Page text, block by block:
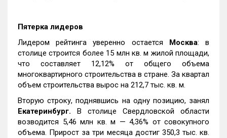
Пятерка лидеров
Лидером рейтинга уверенно остается Москва: в
столице строится более 15 млн кв. м жилой площади,
что составляет 12,12% от общего объема
многоквартирного строительства в стране. За квартал
объем строительства вырос на 212,7 тыс. кв. м.
Вторую строку, поднявшись на одну позицию, занял
Екатеринбург. В столице Свердловской области
возводится 5,46 млн кв. м — 4,36% от совокупного
объема. Прирост за три месяца достиг 350,3 тыс. кв.